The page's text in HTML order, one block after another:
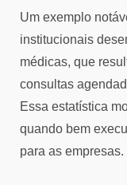
Um exemplo
institucionais
médicas, que
consultas
Essa estatística
quando bem
para as empresas.